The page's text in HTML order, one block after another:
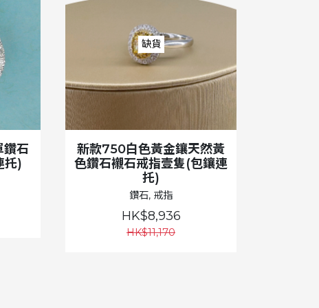
鑽石
托)
缺貨
新款750白色黃金鑲天然黃
色鑽石襯石戒指壹隻(包鑲連
托)
鑽石, 戒指
HK$8,936
HK$11,170